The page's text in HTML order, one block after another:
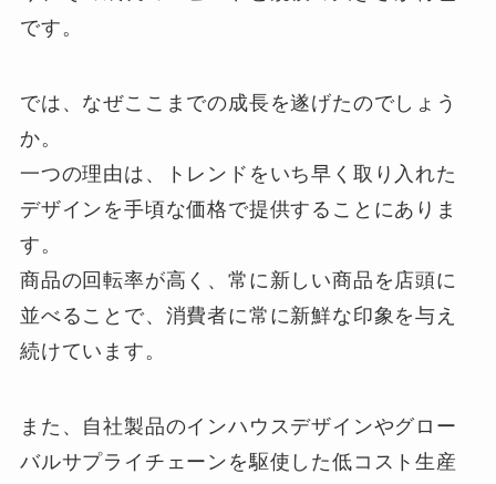
です。
では、なぜここまでの成長を遂げたのでしょう
か。
一つの理由は、トレンドをいち早く取り入れた
デザインを手頃な価格で提供することにありま
す。
商品の回転率が高く、常に新しい商品を店頭に
並べることで、消費者に常に新鮮な印象を与え
続けています。
また、自社製品のインハウスデザインやグロー
バルサプライチェーンを駆使した低コスト生産